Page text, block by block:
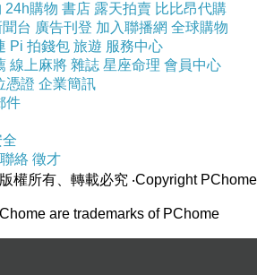
24h購物 書店 露天拍賣 比比昂代購
台 廣告刊登 加入聯播網 全球購物
Pi 拍錢包 旅遊 服務中心
線上麻將 雜誌 星座命理 會員中心
憑證 企業簡訊
件
絡 徵才
版權所有、轉載必究 ‧Copyright PChome
are trademarks of PChome